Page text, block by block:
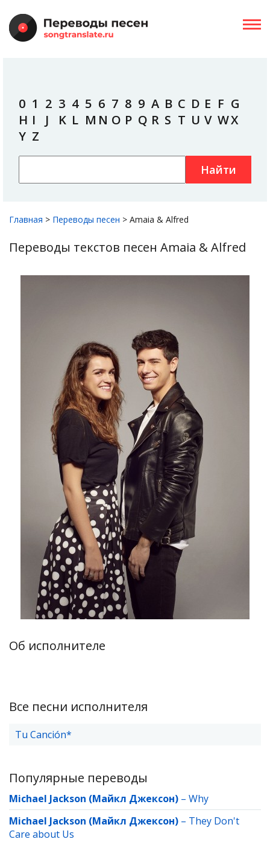
0 1 2 3 4 5 6 7 8 9 A B C D E F G
H I J K L M N O P Q R S T U V WX
Y Z
Найти
Главная > Переводы песен > Amaia & Alfred
Переводы текстов песен Amaia & Alfred
Об исполнителе
Все песни исполнителя
Tu Canción*
Популярные переводы
Michael Jackson (Майкл Джексон) – Why
Michael Jackson (Майкл Джексон) – They Don't
Care about Us